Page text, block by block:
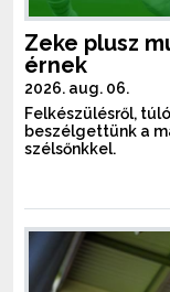
Zeke plusz
érnek
2026. aug. 06.
Felkészülésről,
beszélgettünk a
szélsőnkkel.